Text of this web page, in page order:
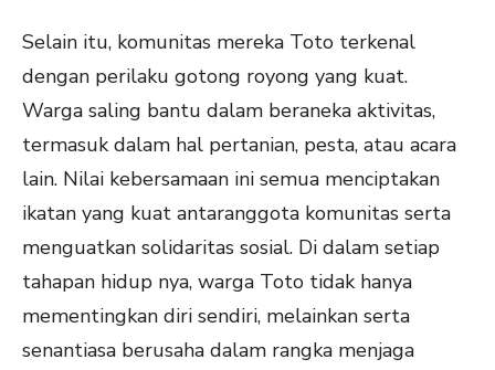
Selain itu, komunitas mereka Toto terkenal
dengan perilaku gotong royong yang kuat.
Warga saling bantu dalam beraneka aktivitas,
termasuk dalam hal pertanian, pesta, atau acara
lain. Nilai kebersamaan ini semua menciptakan
ikatan yang kuat antaranggota komunitas serta
menguatkan solidaritas sosial. Di dalam setiap
tahapan hidup nya, warga Toto tidak hanya
mementingkan diri sendiri, melainkan serta
senantiasa berusaha dalam rangka menjaga